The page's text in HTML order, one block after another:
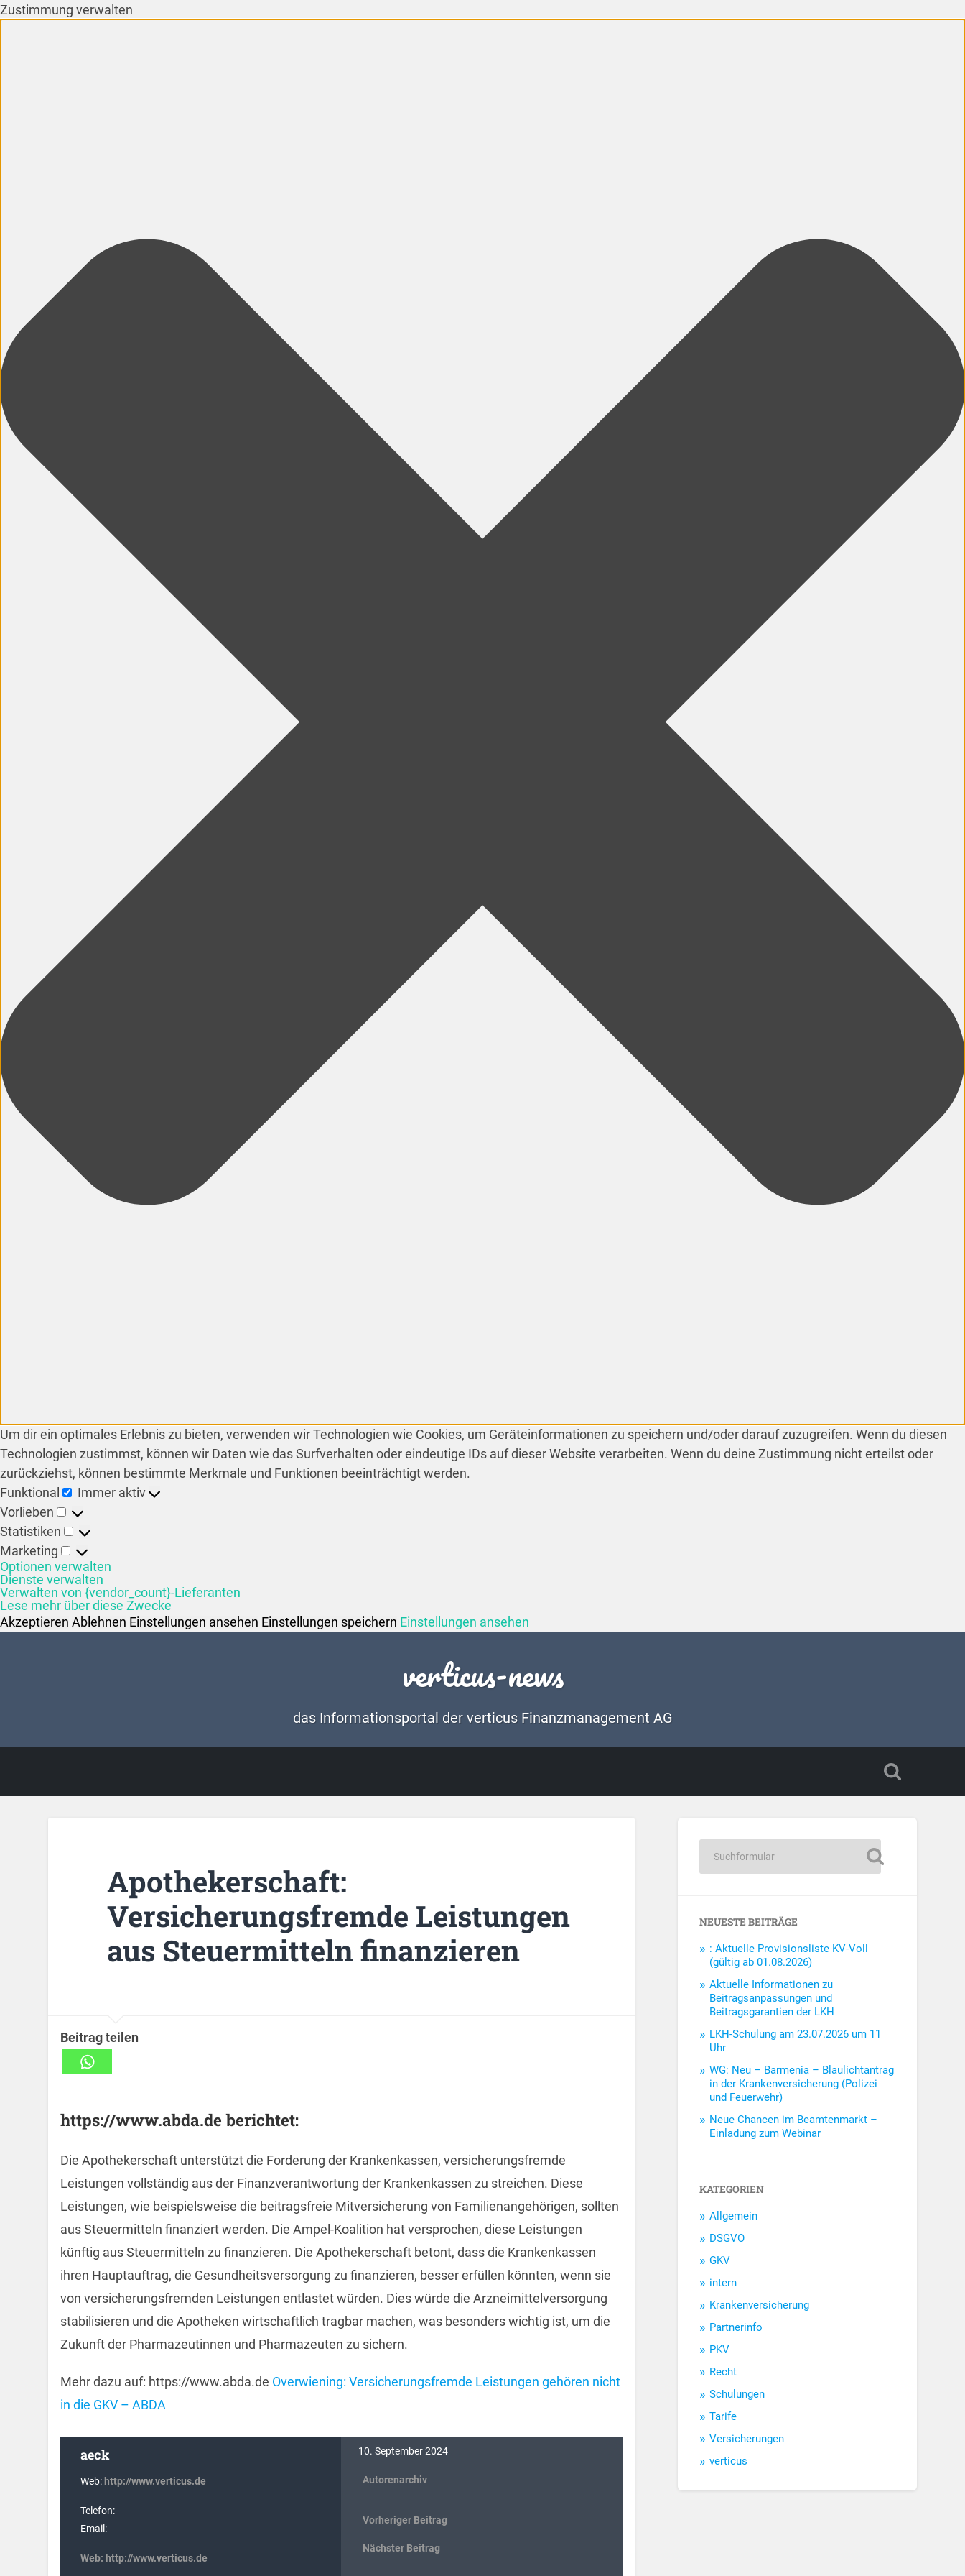
Zustimmung verwalten
Um dir ein optimales Erlebnis zu bieten, verwenden wir Technologien wie Cookies, um Geräteinformationen zu speichern und/oder darauf zuzugreifen. Wenn du diesen
Technologien zustimmst, können wir Daten wie das Surfverhalten oder eindeutige IDs auf dieser Website verarbeiten. Wenn du deine Zustimmung nicht erteilst oder
zurückziehst, können bestimmte Merkmale und Funktionen beeinträchtigt werden.
Funktional
Immer aktiv
Vorlieben
Statistiken
Marketing
Optionen verwalten
Dienste verwalten
Verwalten von {vendor_count}-Lieferanten
Lese mehr über diese Zwecke
Akzeptieren Ablehnen Einstellungen ansehen Einstellungen speichern Einstellungen ansehen
verticus-news
das Informationsportal der verticus Finanzmanagement AG
Apothekerschaft:
Versicherungsfremde Leistungen
aus Steuermitteln finanzieren
Beitrag teilen
https://www.abda.de berichtet:
Die Apothekerschaft unterstützt die Forderung der Krankenkassen, versicherungsfremde
Leistungen vollständig aus der Finanzverantwortung der Krankenkassen zu streichen. Diese
Leistungen, wie beispielsweise die beitragsfreie Mitversicherung von Familienangehörigen, sollten
aus Steuermitteln finanziert werden. Die Ampel-Koalition hat versprochen, diese Leistungen
künftig aus Steuermitteln zu finanzieren. Die Apothekerschaft betont, dass die Krankenkassen
ihren Hauptauftrag, die Gesundheitsversorgung zu finanzieren, besser erfüllen könnten, wenn sie
von versicherungsfremden Leistungen entlastet würden. Dies würde die Arzneimittelversorgung
stabilisieren und die Apotheken wirtschaftlich tragbar machen, was besonders wichtig ist, um die
Zukunft der Pharmazeutinnen und Pharmazeuten zu sichern.
Mehr dazu auf: https://www.abda.de Overwiening: Versicherungsfremde Leistungen gehören nicht
in die GKV – ABDA
aeck
Web:http://www.verticus.de
Telefon:
Email:
Web: http://www.verticus.de
10. September 2024
Autorenarchiv
Vorheriger Beitrag
Nächster Beitrag
NEUESTE BEITRÄGE
: Aktuelle Provisionsliste KV-Voll
(gültig ab 01.08.2026)
Aktuelle Informationen zu
Beitragsanpassungen und
Beitragsgarantien der LKH
LKH-Schulung am 23.07.2026 um 11
Uhr
WG: Neu – Barmenia – Blaulichtantrag
in der Krankenversicherung (Polizei
und Feuerwehr)
Neue Chancen im Beamtenmarkt –
Einladung zum Webinar
KATEGORIEN
Allgemein
DSGVO
GKV
intern
Krankenversicherung
Partnerinfo
PKV
Recht
Schulungen
Tarife
Versicherungen
verticus